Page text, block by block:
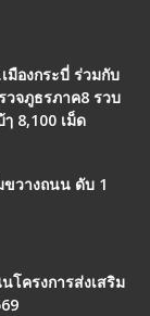
มืองกระบี่ ร่วมกับ
วจภูธรภาค8 รวบ
8,100 เม็ด
วางถนน ดับ 1
โครงการส่งเสริม